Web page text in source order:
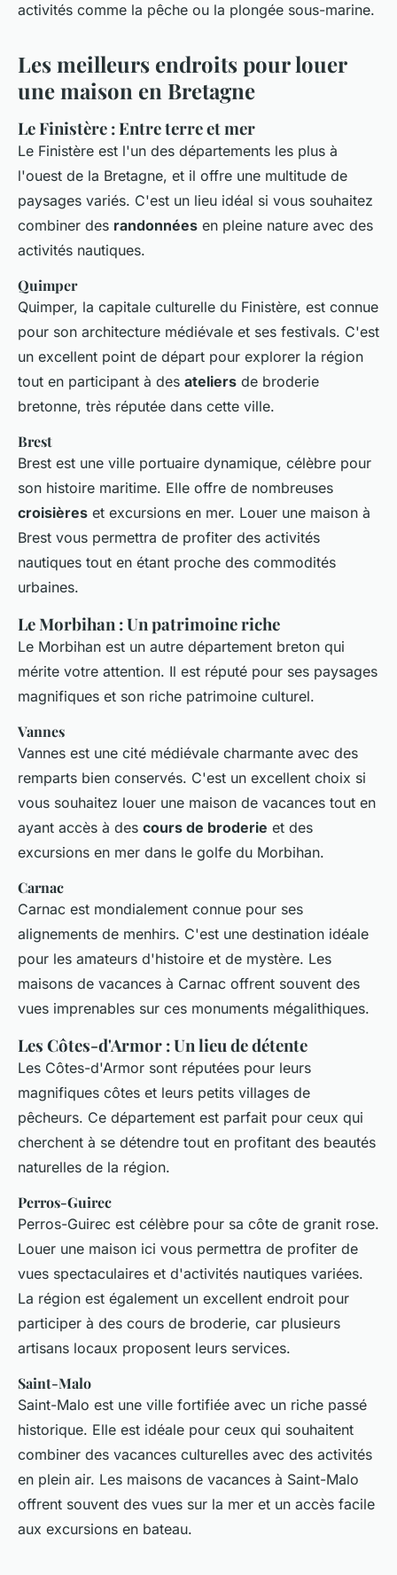
activités comme la pêche ou la plongée sous-marine.
Les meilleurs endroits pour louer
une maison en Bretagne
Le Finistère : Entre terre et mer
Le Finistère est l'un des départements les plus à
l'ouest de la Bretagne, et il offre une multitude de
paysages variés. C'est un lieu idéal si vous souhaitez
combiner des randonnées en pleine nature avec des
activités nautiques.
Quimper
Quimper, la capitale culturelle du Finistère, est connue
pour son architecture médiévale et ses festivals. C'est
un excellent point de départ pour explorer la région
tout en participant à des ateliers de broderie
bretonne, très réputée dans cette ville.
Brest
Brest est une ville portuaire dynamique, célèbre pour
son histoire maritime. Elle offre de nombreuses
croisières et excursions en mer. Louer une maison à
Brest vous permettra de profiter des activités
nautiques tout en étant proche des commodités
urbaines.
Le Morbihan : Un patrimoine riche
Le Morbihan est un autre département breton qui
mérite votre attention. Il est réputé pour ses paysages
magnifiques et son riche patrimoine culturel.
Vannes
Vannes est une cité médiévale charmante avec des
remparts bien conservés. C'est un excellent choix si
vous souhaitez louer une maison de vacances tout en
ayant accès à des cours de broderie et des
excursions en mer dans le golfe du Morbihan.
Carnac
Carnac est mondialement connue pour ses
alignements de menhirs. C'est une destination idéale
pour les amateurs d'histoire et de mystère. Les
maisons de vacances à Carnac offrent souvent des
vues imprenables sur ces monuments mégalithiques.
Les Côtes-d'Armor : Un lieu de détente
Les Côtes-d'Armor sont réputées pour leurs
magnifiques côtes et leurs petits villages de
pêcheurs. Ce département est parfait pour ceux qui
cherchent à se détendre tout en profitant des beautés
naturelles de la région.
Perros-Guirec
Perros-Guirec est célèbre pour sa côte de granit rose.
Louer une maison ici vous permettra de profiter de
vues spectaculaires et d'activités nautiques variées.
La région est également un excellent endroit pour
participer à des cours de broderie, car plusieurs
artisans locaux proposent leurs services.
Saint-Malo
Saint-Malo est une ville fortifiée avec un riche passé
historique. Elle est idéale pour ceux qui souhaitent
combiner des vacances culturelles avec des activités
en plein air. Les maisons de vacances à Saint-Malo
offrent souvent des vues sur la mer et un accès facile
aux excursions en bateau.